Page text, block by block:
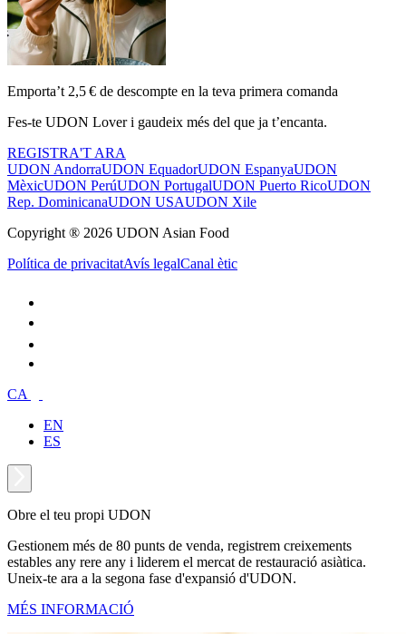
Emporta’t 2,5 € de descompte en la teva primera comanda
Fes-te UDON Lover i gaudeix més del que ja t’encanta.
REGISTRA'T ARA
UDON AndorraUDON EquadorUDON EspanyaUDON
MèxicUDON PerúUDON PortugalUDON Puerto RicoUDON
Rep. DominicanaUDON USAUDON Xile
Copyright ® 2026 UDON Asian Food
Política de privacitatAvís legalCanal ètic
CA
EN
ES
Obre el teu propi UDON
Gestionem més de 80 punts de venda, registrem creixements
estables any rere any i liderem el mercat de restauració asiàtica.
Uneix-te ara a la segona fase d'expansió d'UDON.
MÉS INFORMACIÓ